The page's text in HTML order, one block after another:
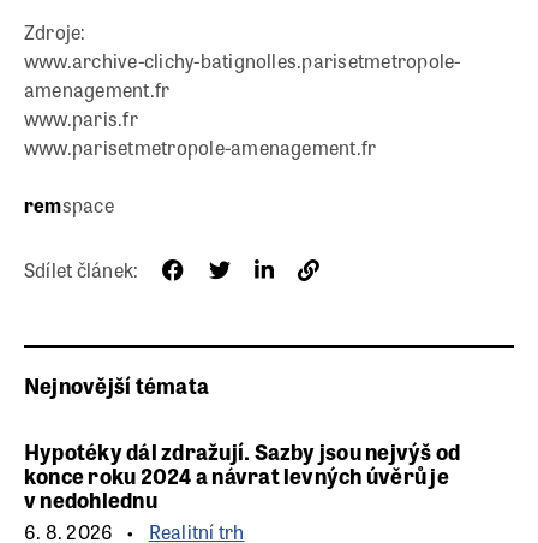
Zdroje:
www.archive-clichy-batignolles.parisetmetropole-
amenagement.fr
www.paris.fr
www.parisetmetropole-amenagement.fr
remspace
Sdílet článek:
Nejnovější témata
Hypotéky dál zdražují. Sazby jsou nejvýš od
konce roku 2024 a návrat levných úvěrů je
v nedohlednu
6. 8. 2026 Realitní trh